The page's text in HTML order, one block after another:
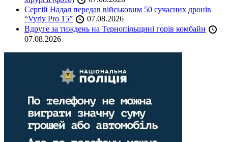
Сергій Надал передав військовим 50 сучасних дронів
“Vyriy Pro 15”
07.08.2026
Вдруге за тиждень на Тернопільщині горів комбайн
07.08.2026